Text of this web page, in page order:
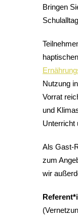
Bringen
Nutzung
Vorrat
und
Unterricht
Als Gast-
zum
wir